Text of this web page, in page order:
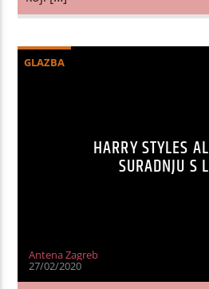
GLAZBA
HARRY STYLES
SURADNJU S
Antena Zagreb
27/02/2020